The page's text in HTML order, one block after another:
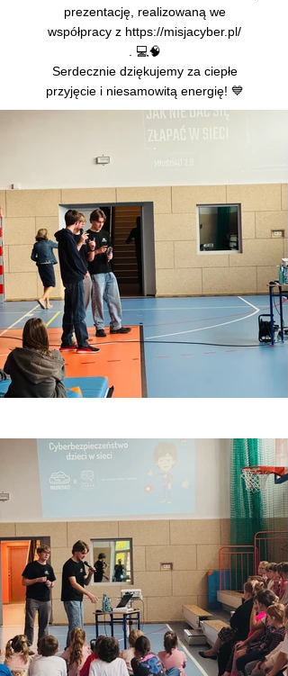
prezentację, realizowaną we
współpracy z https://misjacyber.pl/
. 💻🧠
Serdecznie dziękujemy za ciepłe
przyjęcie i niesamowitą energię! 💙